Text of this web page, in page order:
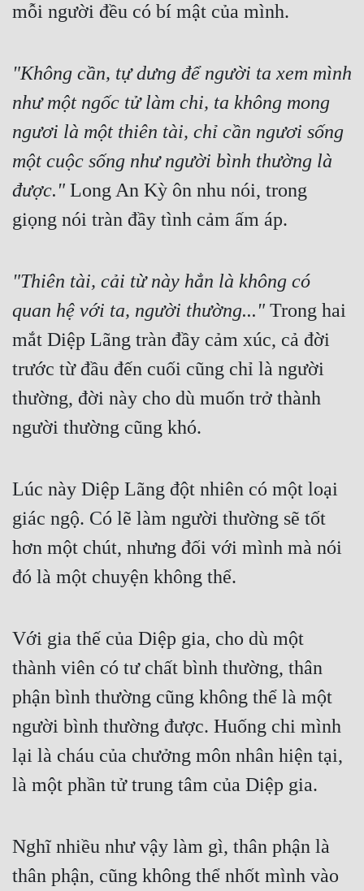
mỗi người đều có bí mật của mình.
"Không cần, tự dưng để người ta xem mình
như một ngốc tử làm chi, ta không mong
ngươi là một thiên tài, chỉ cần ngươi sống
một cuộc sống như người bình thường là
được." Long An Kỳ ôn nhu nói, trong
giọng nói tràn đầy tình cảm ấm áp.
"Thiên tài, cải từ này hẳn là không có
quan hệ với ta, người thường..." Trong hai
mắt Diệp Lãng tràn đầy cảm xúc, cả đời
trước từ đầu đến cuối cũng chỉ là người
thường, đời này cho dù muốn trở thành
người thường cũng khó.
Lúc này Diệp Lãng đột nhiên có một loại
giác ngộ. Có lẽ làm người thường sẽ tốt
hơn một chút, nhưng đối với mình mà nói
đó là một chuyện không thể.
Với gia thế của Diệp gia, cho dù một
thành viên có tư chất bình thường, thân
phận bình thường cũng không thể là một
người bình thường được. Huống chi mình
lại là cháu của chưởng môn nhân hiện tại,
là một phần tử trung tâm của Diệp gia.
Nghĩ nhiều như vậy làm gì, thân phận là
thân phận, cũng không thể nhốt mình vào